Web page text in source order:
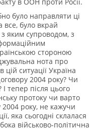
було направляти ці
все, було вкрай
яким супроводом, з
стороною
нота про
ситуації Україна
2004 року? Чи
І тепер після цього
протоку чи варто
2004 року, не кажучи
яка сьогодні склалася
військово-політична